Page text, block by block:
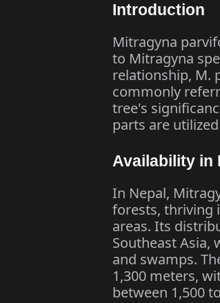
Introduction
Mitragyna
to Mitragyna
relationship, M.
commonly
tree's
parts are
Availability in
In Nepal,
forests, thriving
areas. Its
Southeast Asia,
and swamps.
1,300 meters,
between 1,500